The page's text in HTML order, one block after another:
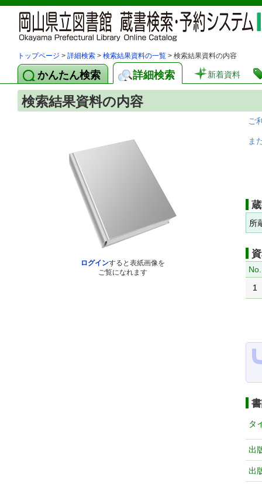
トップページ > 詳細検索 > 検索結果資料の一覧 > 検索結果資料の内容
かんたん検索 詳細検索 新着資料
検索結果資料の内容
ログインすると表紙画像を
ご覧になれます
ご
ま
所
No.
1
タ
出
出